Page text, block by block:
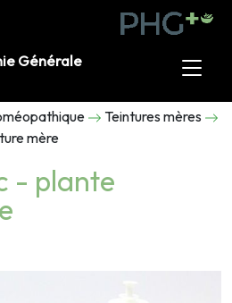
Générale
Teintures mères
mère
- plante